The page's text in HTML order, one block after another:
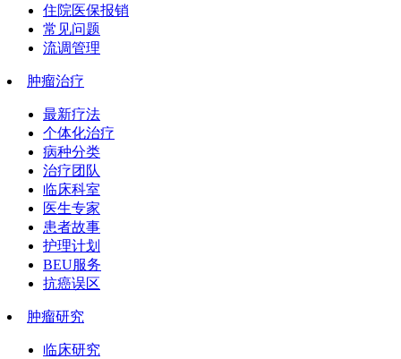
住院医保报销
常见问题
流调管理
肿瘤治疗
最新疗法
个体化治疗
病种分类
治疗团队
临床科室
医生专家
患者故事
护理计划
BEU服务
抗癌误区
肿瘤研究
临床研究